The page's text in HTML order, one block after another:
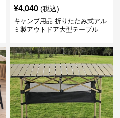
¥4,040 (税込)
キャンプ用品 折りたたみ式アル
ミ製アウトドア大型テーブル